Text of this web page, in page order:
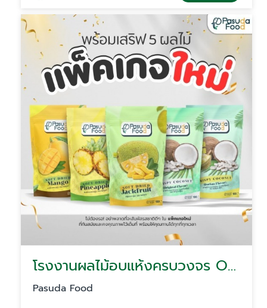
โรงงานผลไม้อบแห้งครบวงจร OEM ส่งออก
Pasuda Food